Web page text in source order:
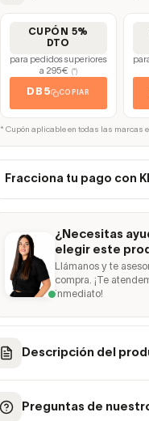
CUPÓN 5%
DTO
para pedidos superiores
a 295€
(*)
DB5 COPIAR
* Cupón aplicable en todas las marcas
Fracciona tu pago con
¿Necesitas
elegir este
Llámanos y te
compra. ¡Te
inmediato!
Descripción del
Preguntas de